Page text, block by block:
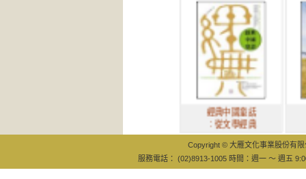
經典中國童話
：從文學經典
Copyright © 大雁文化事業股份有
服務電話： (02)8913-1005 時間：週一 ～ 週五